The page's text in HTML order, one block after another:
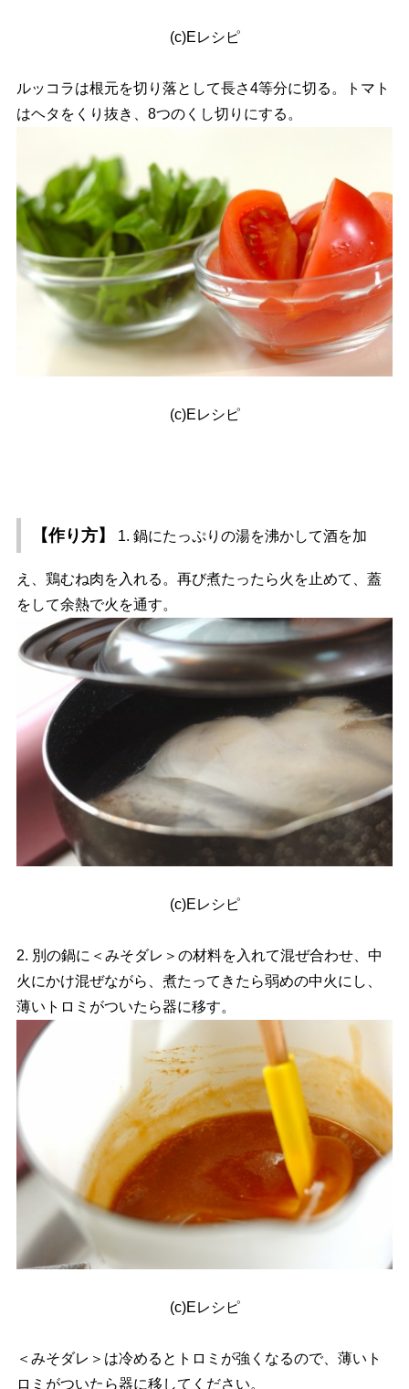
(c)Eレシピ
ルッコラは根元を切り落として長さ4等分に切る。トマト
はヘタをくり抜き、8つのくし切りにする。
(c)Eレシピ
【作り方】 1. 鍋にたっぷりの湯を沸かして酒を加
え、鶏むね肉を入れる。再び煮たったら火を止めて、蓋
をして余熱で火を通す。
(c)Eレシピ
2. 別の鍋に＜みそダレ＞の材料を入れて混ぜ合わせ、中
火にかけ混ぜながら、煮たってきたら弱めの中火にし、
薄いトロミがついたら器に移す。
(c)Eレシピ
＜みそダレ＞は冷めるとトロミが強くなるので、薄いト
ロミがついたら器に移してください。